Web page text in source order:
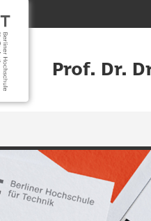
Prof. Dr.